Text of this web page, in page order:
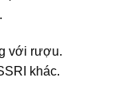
với rượu.
khác.